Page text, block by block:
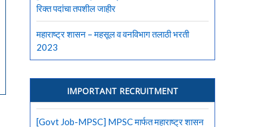
रिक्त पदांचा तपशील जाहीर
महाराष्ट्र शासन – महसूल व वनविभाग तलाठी भरती
2023
IMPORTANT RECRUITMENT
[Govt Job-MPSC] MPSC मार्फत महाराष्ट्र शासन